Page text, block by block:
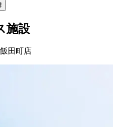
施設
田町店